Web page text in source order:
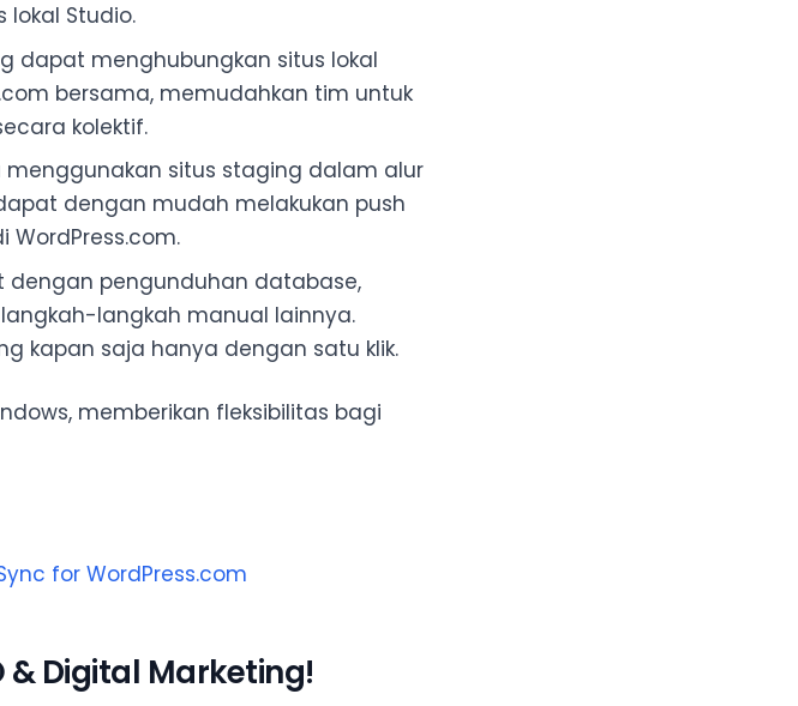
lokal Studio.
dapat menghubungkan situs lokal
bersama, memudahkan tim untuk
kolektif.
menggunakan situs staging dalam alur
dengan mudah melakukan push
WordPress.com.
dengan pengunduhan database,
langkah-langkah manual lainnya.
kapan saja hanya dengan satu klik.
memberikan fleksibilitas bagi
for WordPress.com
& Digital Marketing!